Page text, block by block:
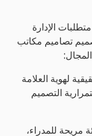
الإدارة
تصاميم مكاتب
لهوية العلامة
التصميم
مريحة للمدراء،